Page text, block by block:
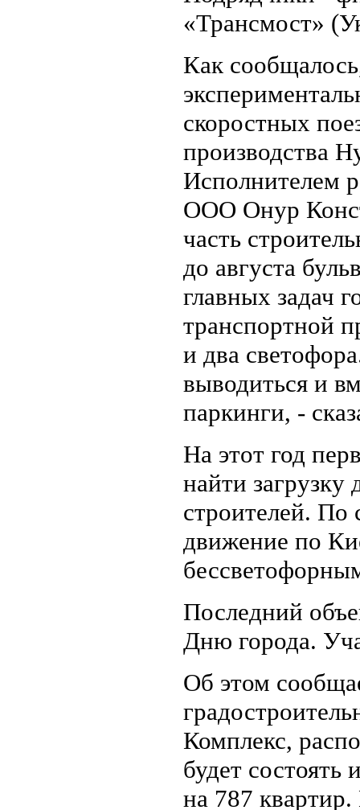
«Трансмост»
Как
скоростных
производства
Исполнителем
ООО Онур
часть
до августа
главных задач
транспортной
и два
выводиться и
паркинги, -
На этот год
найти
строителей. По
движение по
Последний
Дню города.
Об этом
Комплекс,
будет состоять
на 787